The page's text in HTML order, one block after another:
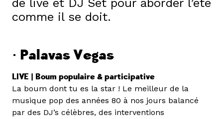
de live et DJ Set pour aborder l’été
comme il se doit.
• Palavas Vegas
LIVE | Boum populaire & participative
La boum dont tu es la star ! Le meilleur de la
musique pop des années 80 à nos jours balancé
par des DJ’s célèbres, des interventions